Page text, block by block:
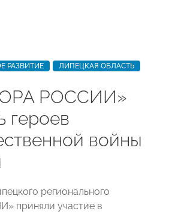
РАЗВИТИЕ ЛИПЕЦКАЯ ОБЛАСТЬ
РОССИИ»
героев
войны
регионального
приняли участие в